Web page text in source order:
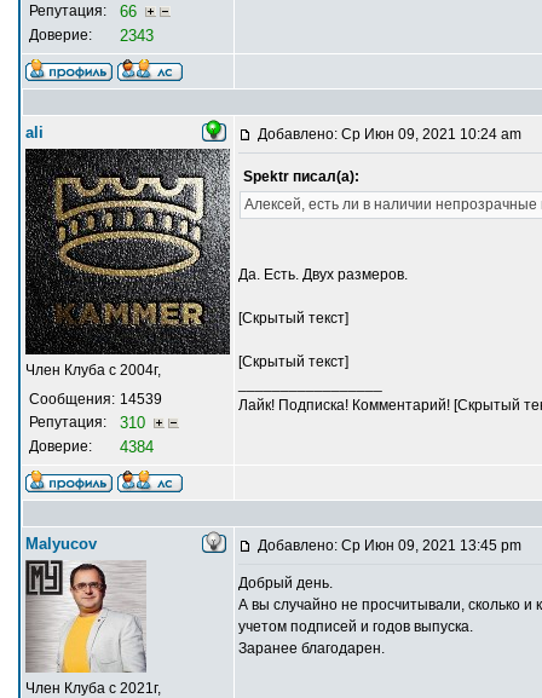
Репутация:
66
Доверие: 2343
ali
Член Клуба с 2004г,
Сообщения: 14539
Репутация:
310
Доверие: 4384
Добавлено: Ср Июн 09, 2021 10:24 am
Spektr писал(а):
Алексей, есть ли в наличии
Да. Есть. Двух размеров.
[Скрытый текст]
[Скрытый текст]
Лайк! Подписка! Комментарий! [Скрытый
Malyucov
Член Клуба с 2021г,
Добавлено: Ср Июн 09, 2021 13:45 pm
Добрый день.
А вы случайно не просчитывали, сколько и
учетом подписей и годов выпуска.
Заранее благодарен.